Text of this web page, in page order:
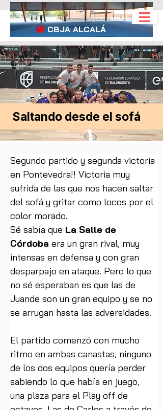
CBJA ALCALÁ
Saltando desde el sofá
Segundo partido y segunda victoria
en Pontevedra!! Victoria muy
sufrida de las que nos hacen saltar
del sofá y gritar como locos por el
color morado.
Sé sabía que La Salle de
Córdoba era un gran rival, muy
intensas en defensa y con gran
desparpajo en ataque. Pero lo que
no sé esperaban es que las de
Juande son un gran equipo y se no
se arrugan hasta las adversidades.
El partido comenzó con mucho
ritmo en ambas canastas, ninguno
de los dos equipos quería perder
sabiendo lo que había en juego,
una plaza para el Play off de